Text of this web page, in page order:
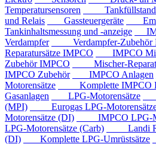
Temperatursensoren
und Relais
Gassteuergeräte
Tankinhaltsmessung und -anzeige
Verdampfer
Verdampfer-Zubehör
Reparatursätze IMPCO
IMPCO
Zubehör IMPCO
Mischer-
IMPCO Zubehör
IMPCO Anlagen
Motorensätze
Komplette IMPCO
Gasanlagen
LPG-Motorensätze
(MPI)
Eurogas LPG-
Motorensätze (DI)
IMPCO LPG-
LPG-Motorensätze (Carb)
Landi
(DI)
Komplette LPG-Umrüstsätze